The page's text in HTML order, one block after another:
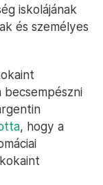
iskolájának
és személyes
, hogy a